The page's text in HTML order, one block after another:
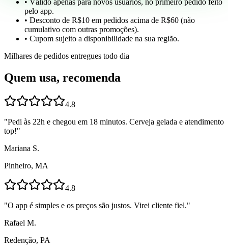
pelo app.
• Desconto de R$10 em pedidos acima de R$60 (não
cumulativo com outras promoções).
• Cupom sujeito a disponibilidade na sua região.
Milhares de pedidos entregues todo dia
Quem usa, recomenda
4.8
"Pedi às 22h e chegou em 18 minutos. Cerveja gelada e atendimento
top!"
Mariana S.
Pinheiro, MA
4.8
"O app é simples e os preços são justos. Virei cliente fiel."
Rafael M.
Redenção, PA